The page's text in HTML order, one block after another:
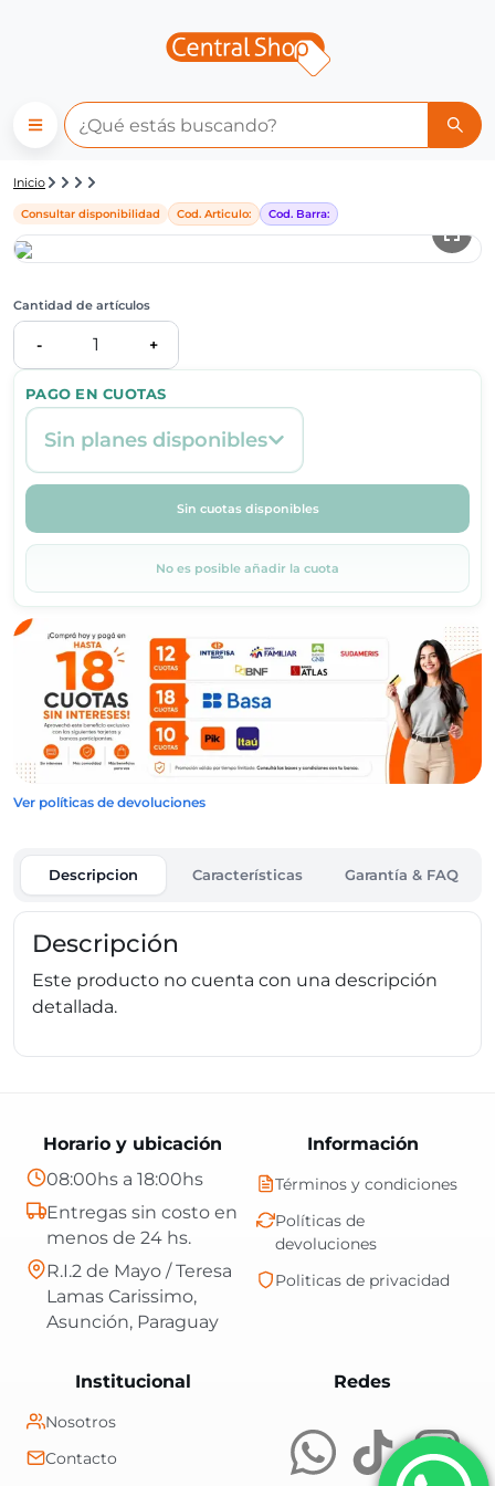
Detalle de producto | Central
Inicio
Consultar disponibilidad Cod. Articulo: Cod. Barra:
PAGO EN CUOTAS
Sin planes disponibles
Sin cuotas disponibles
No es posible añadir la cuota
Cantidad de artículos
- 1 +
Ver políticas de devoluciones
Descripcion Características Garantía & FAQ
Descripción
Este producto no cuenta con una descripción
detallada.
RedesCentral Shop es
Información
Términos y condiciones
Políticas de
devoluciones
Politicas de privacidad
Institucional
Nosotros
Contacto
Horario y ubicación
08:00hs a 18:00hs
Entregas sin costo en
menos de 24 hs.
R.I.2 de Mayo / Teresa
Lamas Carissimo,
Asunción, Paraguay